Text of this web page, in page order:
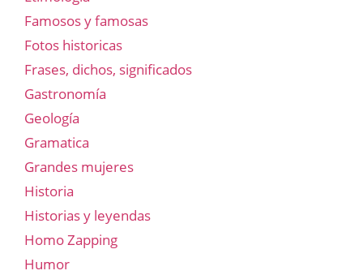
Famosos y famosas
Fotos historicas
Frases, dichos, significados
Gastronomía
Geología
Gramatica
Grandes mujeres
Historia
Historias y leyendas
Homo Zapping
Humor